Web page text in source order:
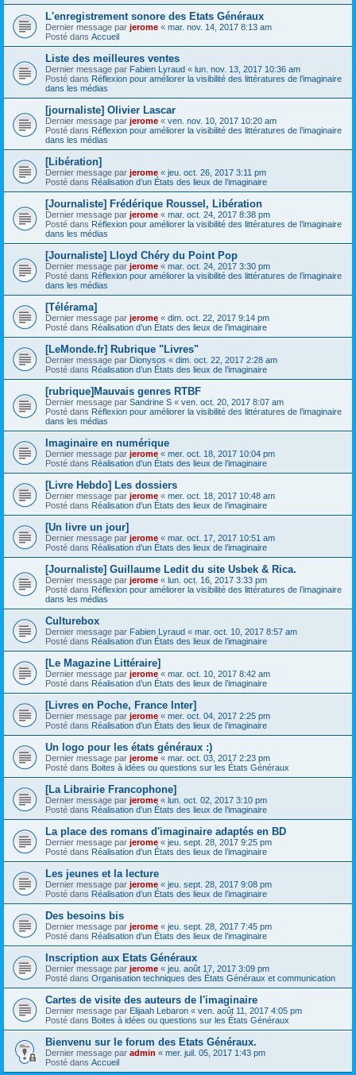
L'enregistrement sonore des Etats Généraux
Dernier message par jerome « mar. nov. 14, 2017 8:13 am
Posté dans Accueil
Liste des meilleures ventes
Dernier message par Fabien Lyraud « lun. nov. 13, 2017 10:36 am
Posté dans Réflexion pour améliorer la visibilité des littératures de l’imaginaire
dans les médias
[journaliste] Olivier Lascar
Dernier message par jerome « ven. nov. 10, 2017 10:20 am
Posté dans Réflexion pour améliorer la visibilité des littératures de l’imaginaire
dans les médias
[Libération]
Dernier message par jerome « jeu. oct. 26, 2017 3:11 pm
Posté dans Réalisation d’un États des lieux de l’imaginaire
[Journaliste] Frédérique Roussel, Libération
Dernier message par jerome « mar. oct. 24, 2017 8:38 pm
Posté dans Réflexion pour améliorer la visibilité des littératures de l’imaginaire
dans les médias
[Journaliste] Lloyd Chéry du Point Pop
Dernier message par jerome « mar. oct. 24, 2017 3:30 pm
Posté dans Réflexion pour améliorer la visibilité des littératures de l’imaginaire
dans les médias
[Télérama]
Dernier message par jerome « dim. oct. 22, 2017 9:14 pm
Posté dans Réalisation d’un États des lieux de l’imaginaire
[LeMonde.fr] Rubrique "Livres"
Dernier message par Dionysos « dim. oct. 22, 2017 2:28 am
Posté dans Réalisation d’un États des lieux de l’imaginaire
[rubrique]Mauvais genres RTBF
Dernier message par Sandrine S « ven. oct. 20, 2017 8:07 am
Posté dans Réflexion pour améliorer la visibilité des littératures de l’imaginaire
dans les médias
Imaginaire en numérique
Dernier message par jerome « mer. oct. 18, 2017 10:04 pm
Posté dans Réalisation d’un États des lieux de l’imaginaire
[Livre Hebdo] Les dossiers
Dernier message par jerome « mer. oct. 18, 2017 10:48 am
Posté dans Réalisation d’un États des lieux de l’imaginaire
[Un livre un jour]
Dernier message par jerome « mar. oct. 17, 2017 10:51 am
Posté dans Réalisation d’un États des lieux de l’imaginaire
[Journaliste] Guillaume Ledit du site Usbek & Rica.
Dernier message par jerome « lun. oct. 16, 2017 3:33 pm
Posté dans Réflexion pour améliorer la visibilité des littératures de l’imaginaire
dans les médias
Culturebox
Dernier message par Fabien Lyraud « mar. oct. 10, 2017 8:57 am
Posté dans Réalisation d’un États des lieux de l’imaginaire
[Le Magazine Littéraire]
Dernier message par jerome « mar. oct. 10, 2017 8:42 am
Posté dans Réalisation d’un États des lieux de l’imaginaire
[Livres en Poche, France Inter]
Dernier message par jerome « mer. oct. 04, 2017 2:25 pm
Posté dans Réalisation d’un États des lieux de l’imaginaire
Un logo pour les états généraux :)
Dernier message par jerome « mar. oct. 03, 2017 2:23 pm
Posté dans Boites à idées ou questions sur les États Généraux
[La Librairie Francophone]
Dernier message par jerome « lun. oct. 02, 2017 3:10 pm
Posté dans Réalisation d’un États des lieux de l’imaginaire
La place des romans d'imaginaire adaptés en BD
Dernier message par jerome « jeu. sept. 28, 2017 9:25 pm
Posté dans Réalisation d’un États des lieux de l’imaginaire
Les jeunes et la lecture
Dernier message par jerome « jeu. sept. 28, 2017 9:08 pm
Posté dans Réalisation d’un États des lieux de l’imaginaire
Des besoins bis
Dernier message par jerome « jeu. sept. 28, 2017 7:45 pm
Posté dans Réalisation d’un États des lieux de l’imaginaire
Inscription aux Etats Généraux
Dernier message par jerome « jeu. août 17, 2017 3:09 pm
Posté dans Organisation techniques des États Généraux et communication
Cartes de visite des auteurs de l'imaginaire
Dernier message par Elijaah Lebaron « ven. août 11, 2017 4:05 pm
Posté dans Boites à idées ou questions sur les États Généraux
Bienvenu sur le forum des Etats Généraux.
Dernier message par admin « mer. juil. 05, 2017 1:43 pm
Posté dans Accueil